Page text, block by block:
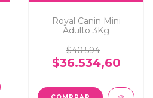
Royal Canin Mini
Adulto 3Kg
$40.594
$36.534,60